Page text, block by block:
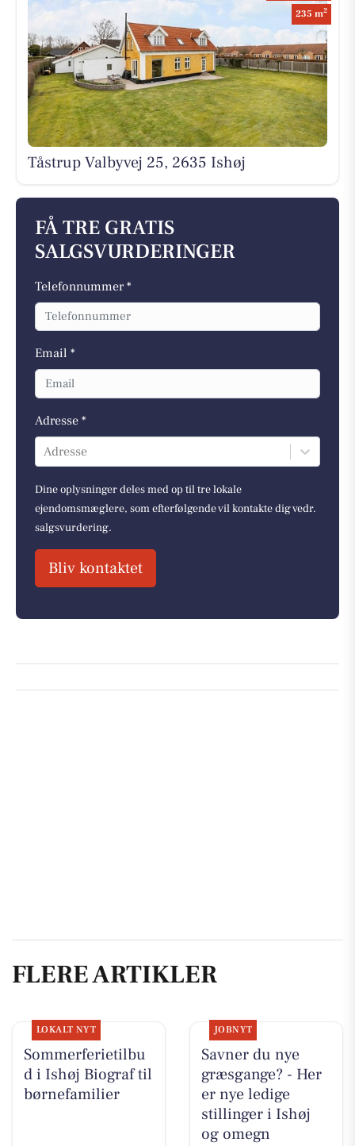
235 m2
Tåstrup Valbyvej 25, 2635 Ishøj
FÅ TRE GRATIS
SALGSVURDERINGER
Telefonnummer *
Email *
Adresse *
Adresse
Dine oplysninger deles med op til tre lokale
ejendomsmæglere, som efterfølgende vil kontakte dig vedr.
salgsvurdering.
Bliv kontaktet
FLERE ARTIKLER
LOKALT NYT
Sommerferietilbu
d i Ishøj Biograf til
børnefamilier
JOBNYT
Savner du nye
græsgange? - Her
er nye ledige
stillinger i Ishøj
og omegn